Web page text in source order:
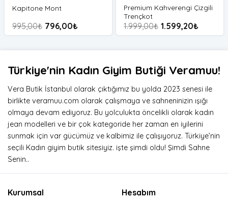
Kapitone Mont
995,00₺ 796,00₺
Premium Kahverengi Çizgili
Trençkot
1.999,00₺ 1.599,20₺
Türkiye'nin Kadın Giyim Butiği Veramuu!
Vera Butik İstanbul olarak çıktığımız bu yolda 2023 senesi ile
birlikte veramuu.com olarak çalışmaya ve sahneninizin ışığı
olmaya devam ediyoruz. Bu yolculukta öncelikli olarak kadın
jean modelleri ve bir çok kategoride her zaman en iyilerini
sunmak için var gücümüz ve kalbimiz ile çalışıyoruz. Türkiye’nin
seçili Kadın giyim butik sitesiyiz. işte şimdi oldu! Şimdi Sahne
Senin..
Kurumsal Hesabım